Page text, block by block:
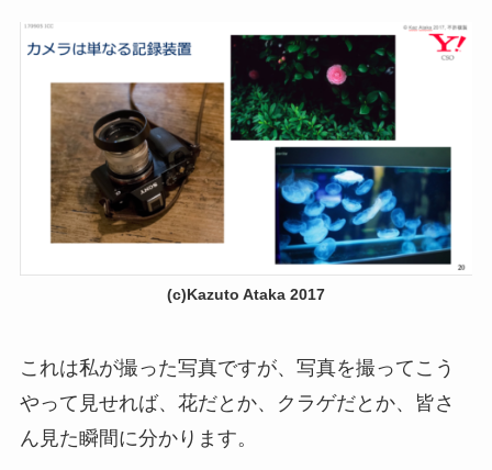
(c)Kazuto Ataka 2017
これは私が撮った写真ですが、写真を撮ってこう
やって見せれば、花だとか、クラゲだとか、皆さ
ん見た瞬間に分かります。